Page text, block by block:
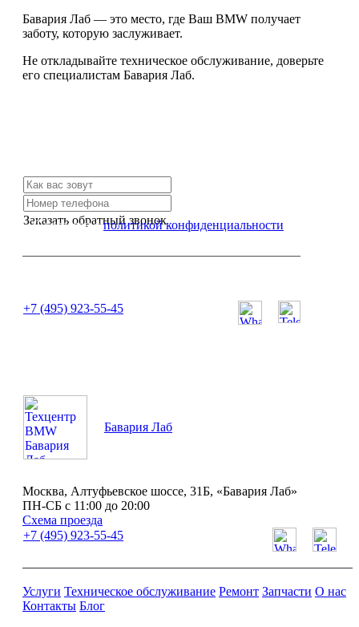
Бавария Лаб — это место, где Ваш BMW получает
заботу, которую заслуживает.
Не откладывайте техническое обслуживание, доверьте
его специалистам Бавария Лаб.
Заказать обратный звонок
Я согласен сполитикой конфиденциальности
+7 (495) 923-55-45
Бавария Лаб
Москва, Алтуфьевское шоссе, 31Б, «Бавария Лаб»
ПН-СБ с 11:00 до 20:00
Схема проезда
+7 (495) 923-55-45
Услуги Техническое обслуживание Ремонт Запчасти О нас
Контакты Блог